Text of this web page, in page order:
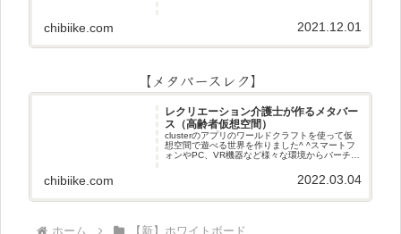
chibiike.com 2021.12.01
【メタバースレク】
レクリエーション介護士が作るメタバー
ス（高齢者仮想空間）
clusterのアプリのワールドクラフトを使って仮
想空間で遊べる世界を作りました^ ^スマートフ
ォンやPC、VR機器など様々な環境からバーチャ
chibiike.com 2022.03.04
ホーム 【新】ホワイトボード